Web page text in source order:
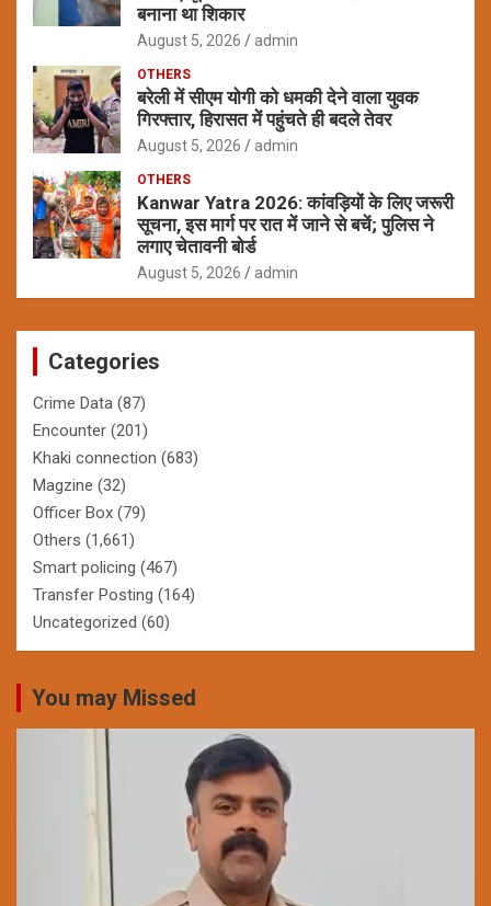
बनाना था शिकार
August 5, 2026 admin
OTHERS
बरेली में सीएम योगी को धमकी देने वाला युवक
गिरफ्तार, हिरासत में पहुंचते ही बदले तेवर
August 5, 2026 admin
OTHERS
Kanwar Yatra 2026: कांवड़ियों के लिए जरूरी
सूचना, इस मार्ग पर रात में जाने से बचें; पुलिस ने
लगाए चेतावनी बोर्ड
August 5, 2026 admin
Categories
Crime Data (87)
Encounter (201)
Khaki connection (683)
Magzine (32)
Officer Box (79)
Others (1,661)
Smart policing (467)
Transfer Posting (164)
Uncategorized (60)
You may Missed